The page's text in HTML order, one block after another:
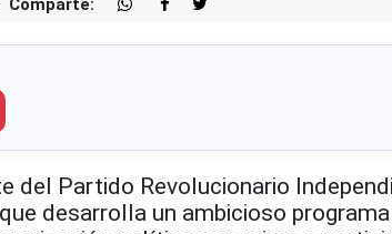
Comparte:
del Partido Revolucionario
desarrolla un ambicioso